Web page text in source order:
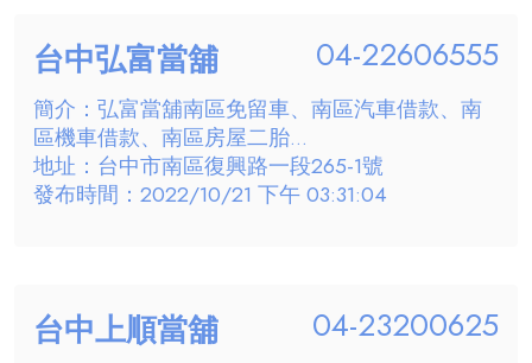
台中弘富當舖 04-22606555
簡介：弘富當舖南區免留車、南區汽車借款、南
區機車借款、南區房屋二胎...
地址：台中市南區復興路一段265-1號
發布時間：2022/10/21 下午 03:31:04
台中上順當舖 04-23200625